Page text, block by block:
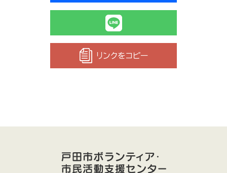
リンクをコピー